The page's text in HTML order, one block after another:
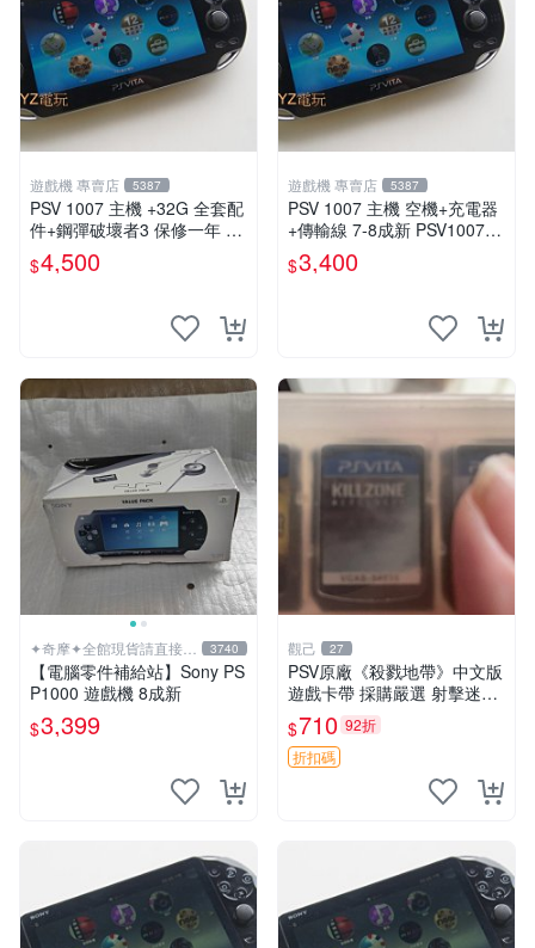
遊戲機 專賣店 5387
PSV 1007 主機 +32G 全套配
件+鋼彈破壞者3 保修一年 品
質有保障 psvita
$4,500
遊戲機 專賣店 5387
PSV 1007 主機 空機+充電器
+傳輸線 7-8成新 PSV1007
一年保修
$3,400
✦奇摩✦全館現貨請直接下
標
3740
【電腦零件補給站】Sony PS
P1000 遊戲機 8成新
$3,399
觀己 27
PSV原廠《殺戮地帶》中文版
遊戲卡帶 採購嚴選 射擊迷必
備 成色尚佳 插入即玩 殺戮地
帶 PSV 射擊 游戲
$710 92折
折扣碼